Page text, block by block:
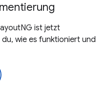
ist jetzt
wie es funktioniert und